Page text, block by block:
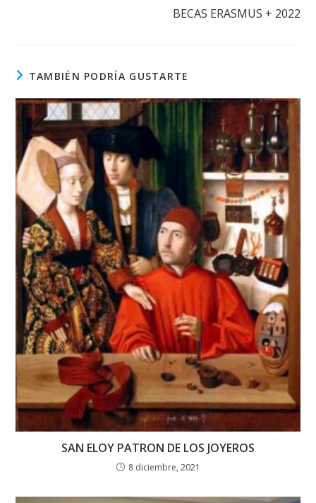
BECAS ERASMUS + 2022
TAMBIÉN PODRÍA GUSTARTE
SAN ELOY PATRON DE LOS JOYEROS
8 diciembre, 2021